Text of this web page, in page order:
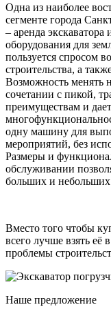
Одна из наиболее
сегменте города
– аренда
оборудования для
пользуется спросом
строительства, а
Возможность менять
сочетании с пикой,
преимуществам и
одну машину для
мероприятий, без
Размеры и
обслуживании
больших и небольших
Вместо того чтобы
всего лучше взять
проблемы
Наше предложение